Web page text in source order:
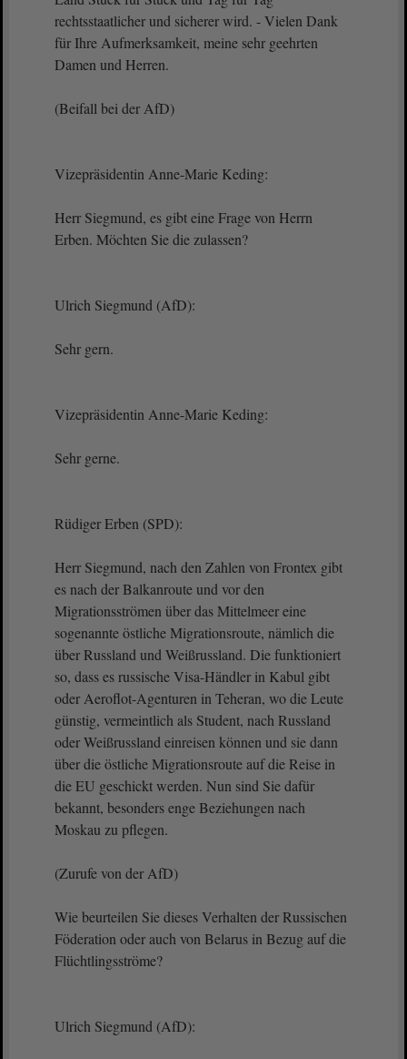
rechtsstaatlicher und sicherer wird. - Vielen Dank
für Ihre Aufmerksamkeit, meine sehr geehrten
Damen und Herren.
(Beifall bei der AfD)
Vizepräsidentin Anne-Marie Keding:
Herr Siegmund, es gibt eine Frage von Herrn
Erben. Möchten Sie die zulassen?
Ulrich Siegmund (AfD):
Sehr gern.
Vizepräsidentin Anne-Marie Keding:
Sehr gerne.
Rüdiger Erben (SPD):
Herr Siegmund, nach den Zahlen von Frontex gibt
es nach der Balkanroute und vor den
Migrationsströmen über das Mittelmeer eine
sogenannte östliche Migrationsroute, nämlich die
über Russland und Weißrussland. Die funktioniert
so, dass es russische Visa-Händler in Kabul gibt
oder Aeroflot-Agenturen in Teheran, wo die Leute
günstig, vermeintlich als Student, nach Russland
oder Weißrussland einreisen können und sie dann
über die östliche Migrationsroute auf die Reise in
die EU geschickt werden. Nun sind Sie dafür
bekannt, besonders enge Beziehungen nach
Moskau zu pflegen.
(Zurufe von der AfD)
Wie beurteilen Sie dieses Verhalten der Russischen
Föderation oder auch von Belarus in Bezug auf die
Flüchtlingsströme?
Ulrich Siegmund (AfD):